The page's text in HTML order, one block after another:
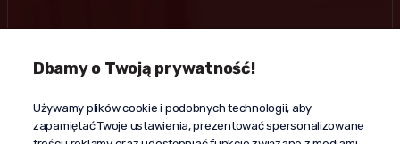
Kontakt
+48 603 610 870
kontakt@propaganda24h.pl
Dbamy o Twoją prywatność!
Używamy plików cookie i podobnych technologii, aby
zapamiętać Twoje ustawienia, prezentować spersonalizowane